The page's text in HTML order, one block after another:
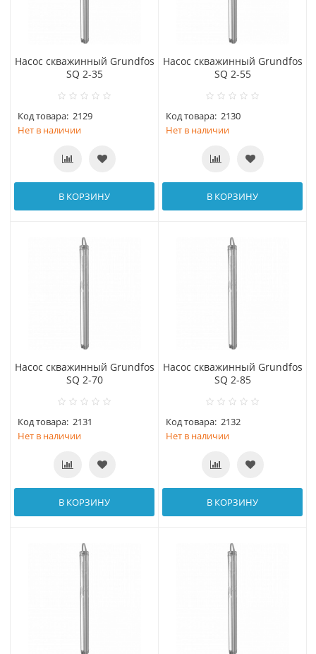
Насос скважинный Grundfos
SQ 2-35
Код товара: 2129
Нет в наличии
В КОРЗИНУ
Насос скважинный Grundfos
SQ 2-55
Код товара: 2130
Нет в наличии
В КОРЗИНУ
Насос скважинный Grundfos
SQ 2-70
Код товара: 2131
Нет в наличии
В КОРЗИНУ
Насос скважинный Grundfos
SQ 2-85
Код товара: 2132
Нет в наличии
В КОРЗИНУ